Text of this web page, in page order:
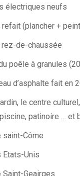
électriques neufs
refait (plancher +
rez-de-chaussée
poêle à granules
d’asphalte fait en
le centre
patinoire … et
saint-Côme
Etats-Unis
Saint-Geairges